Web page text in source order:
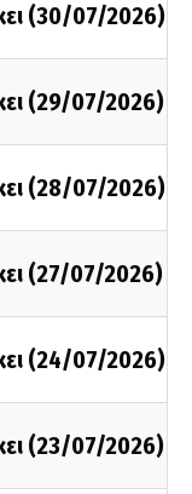
(30/07/2026)
(29/07/2026)
(28/07/2026)
(27/07/2026)
(24/07/2026)
(23/07/2026)